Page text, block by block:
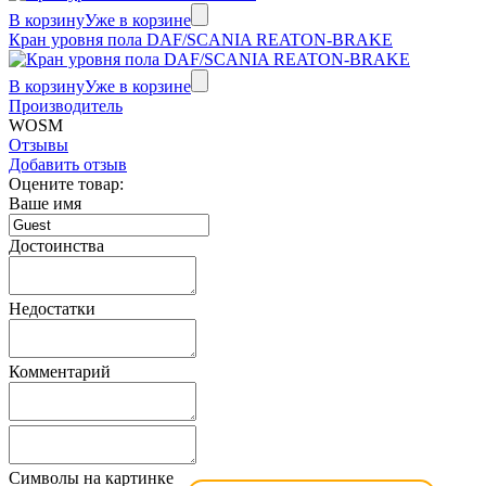
В корзинуУже в корзине
Кран уровня пола DAF/SCANIA REATON-BRAKE
В корзинуУже в корзине
Производитель
WOSM
Отзывы
Добавить отзыв
Оцените товар:
Ваше имя
Достоинства
Недостатки
Комментарий
Символы на картинке